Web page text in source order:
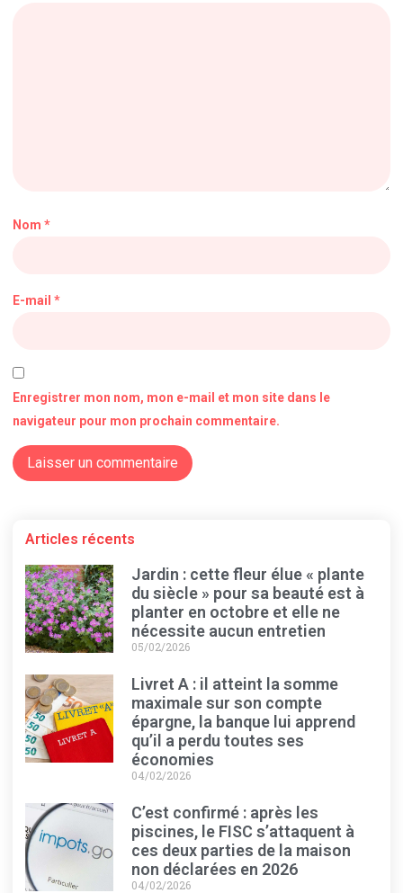
Nom *
E-mail *
Enregistrer mon nom, mon e-mail et mon site dans le
navigateur pour mon prochain commentaire.
Articles récents
Jardin : cette fleur élue « plante
du siècle » pour sa beauté est à
planter en octobre et elle ne
nécessite aucun entretien
05/02/2026
Livret A : il atteint la somme
maximale sur son compte
épargne, la banque lui apprend
qu’il a perdu toutes ses
économies
04/02/2026
C’est confirmé : après les
piscines, le FISC s’attaquent à
ces deux parties de la maison
non déclarées en 2026
04/02/2026